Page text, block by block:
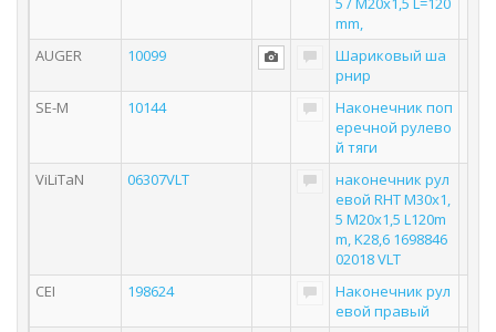
mm,
AUGER
10099
Шариковый ша
рнир
SE-M
10144
Наконечник поп
еречной рулево
й тяги
ViLiTaN
06307VLT
наконечник рул
евой RHT М30х1,
5 M20x1,5 L120m
m, K28,6 1698846
02018 VLT
CEI
198624
Наконечник рул
евой правый